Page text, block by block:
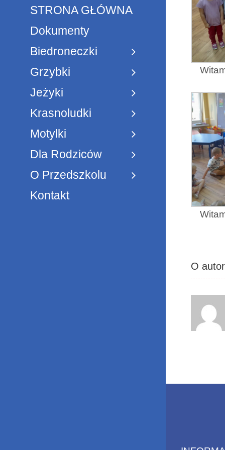
STRONA GŁÓWNA
Dokumenty
Biedroneczki
Grzybki
Jeżyki
Krasnoludki
Motylki
Dla Rodziców
O Przedszkolu
Kontakt
O